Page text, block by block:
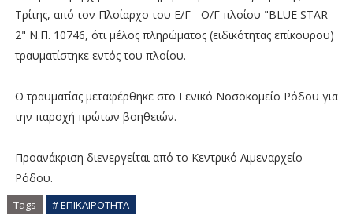
Τρίτης, από τον Πλοίαρχο του Ε/Γ - Ο/Γ πλοίου "BLUE STAR
2" Ν.Π. 10746, ότι μέλος πληρώματος (ειδικότητας επίκουρου)
τραυματίστηκε εντός του πλοίου.
Ο τραυματίας μεταφέρθηκε στο Γενικό Νοσοκομείο Ρόδου για
την παροχή πρώτων βοηθειών.
Προανάκριση διενεργείται από το Κεντρικό Λιμεναρχείο
Ρόδου.
Tags # ΕΠΙΚΑΙΡΟΤΗΤΑ